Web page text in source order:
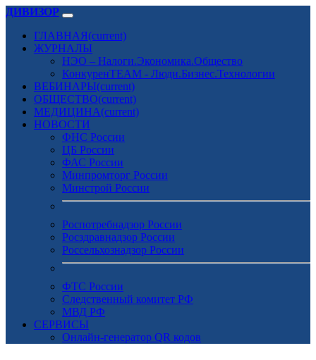
ДИВИЗОР
ГЛАВНАЯ(current)
ЖУРНАЛЫ
НЭО – Налоги.Экономика.Общество
КонкуренTEAM - Люди.Бизнес.Технологии
ВЕБИНАРЫ(current)
ОБЩЕСТВО(current)
МЕДИЦИНА(current)
НОВОСТИ
ФНС России
ЦБ России
ФАС России
Минпромторг России
Минстрой России
Роспотребнадзор России
Росздравнадзор России
Россельхознадзор России
ФТС России
Следственный комитет РФ
МВД РФ
СЕРВИСЫ
Онлайн-генератор QR кодов